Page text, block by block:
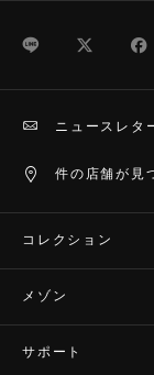
Twitter
件の店舗が見
ニュースレタ
コレクション
メゾン
サポート